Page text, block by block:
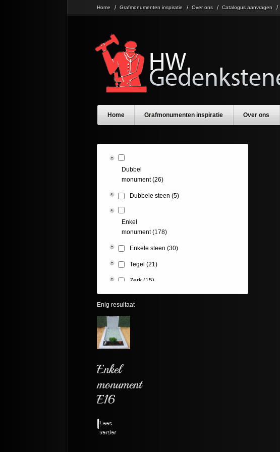
Home Grafmonumenten inspiratie Over ons Catalogus aanvragen
Home Grafmonumenten inspiratie Over ons
Dubbel
monument (26)
Dubbele steen (5)
Enkel
monument (178)
Enkele steen (30)
Tegel (21)
Zerk (15)
Enig resultaat
Lees
verder